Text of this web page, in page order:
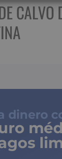
CALVO
dinero